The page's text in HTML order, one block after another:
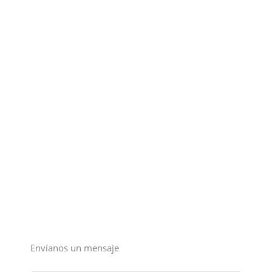
Envíanos un mensaje